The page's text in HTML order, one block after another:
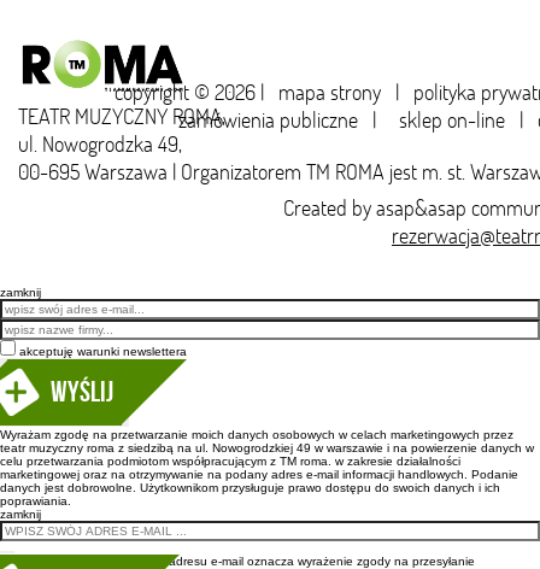
copyright © 2026 | mapa strony | polityka
zamówienia publiczne | sklep on-line |
TEATR MUZYCZNY ROMA,
ul. Nowogrodzka 49,
00-695 Warszawa | Organizatorem TM ROMA jest m. st.
Created byasap&asap
zamknij
Email
akceptuję warunki newslettera
Wyślij
Wyrażam zgodę na przetwarzanie moich danych osobowych w celach marketingowych przez
teatr muzyczny roma z siedzibą na ul. Nowogrodzkiej 49 w warszawie i na powierzenie danych w
celu przetwarzania podmiotom współpracującym z TM roma. w zakresie działalności
marketingowej oraz na otrzymywanie na podany adres e-mail informacji handlowych. Podanie
danych jest dobrowolne. Użytkownikom przysługuje prawo dostępu do swoich danych i ich
poprawiania.
zamknij
Wpisanie adresu e-mail oznacza wyrażenie zgody na przesyłanie